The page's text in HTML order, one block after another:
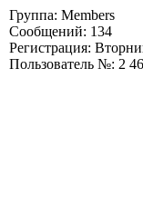
Группа: Members
Сообщений: 134
Регистрация:
Пользователь №: 2